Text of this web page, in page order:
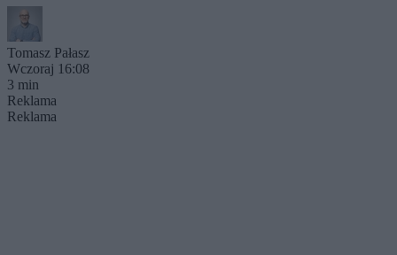
Tomasz Pałasz
Wczoraj 16:08
3 min
Reklama
Reklama